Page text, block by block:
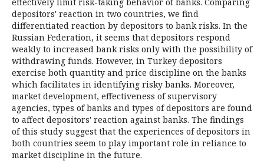
depositors' reaction in two countries, we find
differentiated reaction by depositors to bank risks. In the
Russian Federation, it seems that depositors respond
weakly to increased bank risks only with the possibility of
withdrawing funds. However, in Turkey depositors
exercise both quantity and price discipline on the banks
which facilitates in identifying risky banks. Moreover,
market development, effectiveness of supervisory
agencies, types of banks and types of depositors are found
to affect depositors' reaction against banks. The findings
of this study suggest that the experiences of depositors in
both countries seem to play important role in reliance to
market discipline in the future.